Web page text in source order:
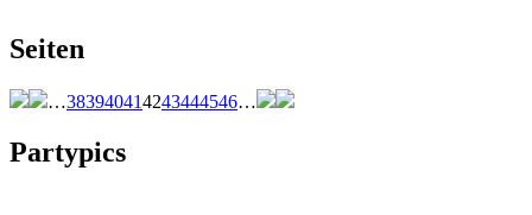
Seiten
…383940414243444546…
Partypics